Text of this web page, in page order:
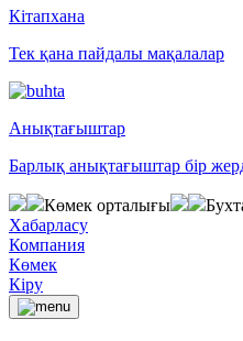
Кітапхана
Тек қана пайдалы мақалалар
Анықтағыштар
Барлық анықтағыштар бір
Көмек орталығы
Хабарласу
Компания
Көмек
Кіру